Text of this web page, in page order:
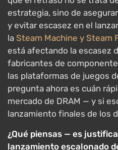
estrategia, sino de
y evitar escasez en el
la Steam Machine y Steam
está afectando la escasez
fabricantes de
las plataformas de juegos
pregunta ahora es cuán
mercado de DRAM — y si
lanzamiento finales de los
¿Qué piensas — es
lanzamiento escalonado